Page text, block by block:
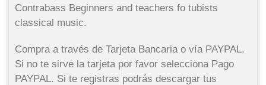
Contrabass Beginners and teachers fo tubists
classical music.
Compra a través de Tarjeta Bancaria o vía PAYPAL.
Si no te sirve la tarjeta por favor selecciona Pago
PAYPAL. Si te registras podrás descargar tus